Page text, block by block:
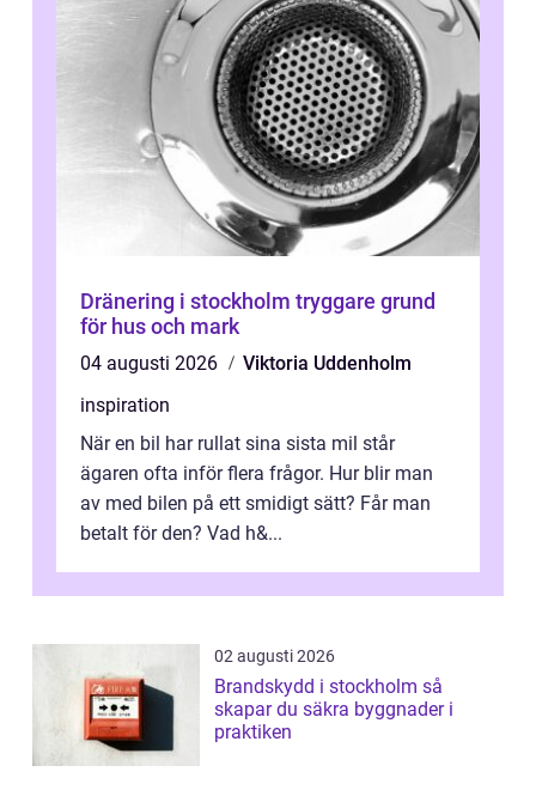
Dränering i stockholm tryggare grund
för hus och mark
04 augusti 2026
Viktoria Uddenholm
inspiration
När en bil har rullat sina sista mil står
ägaren ofta inför flera frågor. Hur blir man
av med bilen på ett smidigt sätt? Får man
betalt för den? Vad h&...
02 augusti 2026
Brandskydd i stockholm så
skapar du säkra byggnader i
praktiken